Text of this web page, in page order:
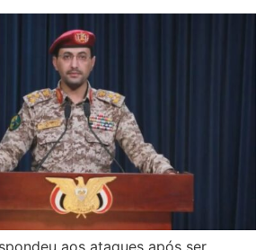
aos ataques após ser